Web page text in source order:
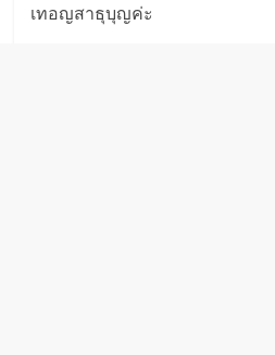
เทอญสาธุบุญค่ะ